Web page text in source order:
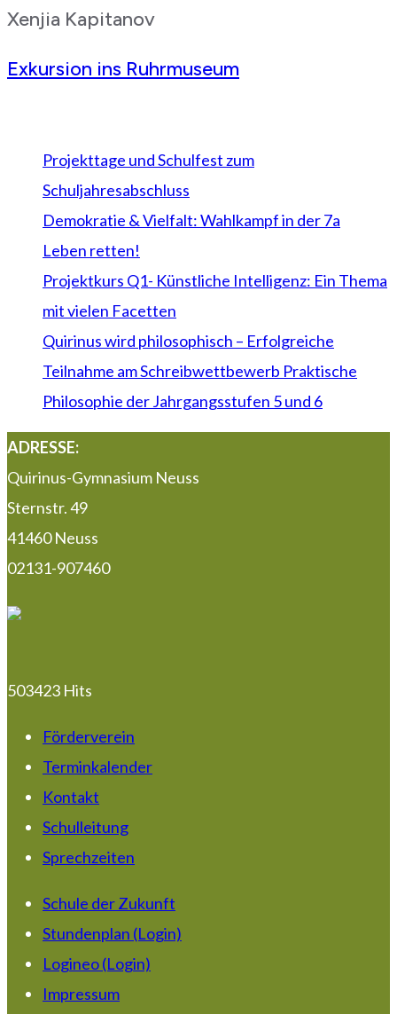
Xenjia Kapitanov
Beitragsnavigation
Exkursion ins Ruhrmuseum
Projekttage und Schulfest zum
Schuljahresabschluss
Demokratie & Vielfalt: Wahlkampf in der 7a
Leben retten!
Projektkurs Q1- Künstliche Intelligenz: Ein Thema
mit vielen Facetten
Quirinus wird philosophisch – Erfolgreiche
Teilnahme am Schreibwettbewerb Praktische
Philosophie der Jahrgangsstufen 5 und 6
ADRESSE:
Quirinus-Gymnasium Neuss
Sternstr. 49
41460 Neuss
02131-907460
503423 Hits
Förderverein
Terminkalender
Kontakt
Schulleitung
Sprechzeiten
Schule der Zukunft
Stundenplan (Login)
Logineo (Login)
Impressum